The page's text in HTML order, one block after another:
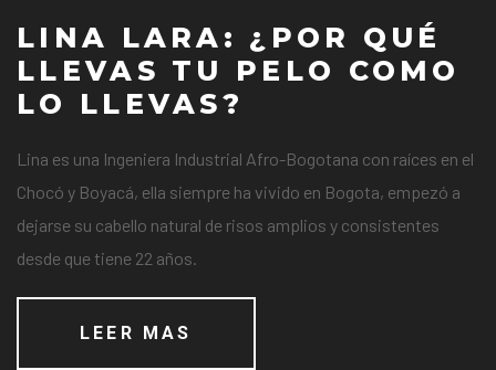
LINA LARA: ¿POR QUÉ
LLEVAS TU PELO COMO
LO LLEVAS?
Lina es una Ingeniera Industrial Afro-Bogotana con raíces en el
Chocó y Boyacá, ella siempre ha vivido en Bogota, empezó a
dejarse su cabello natural de risos amplios y consistentes
desde que tiene 22 años.
LEER MAS